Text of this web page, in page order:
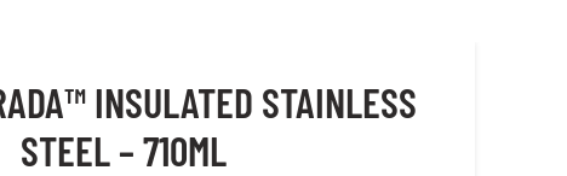
INSULATED STAINLESS
STEEL – 710ML